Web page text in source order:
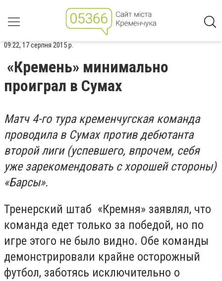
09:22, 17 серпня 2015 р.
«Кремень» минимально
проиграл в Сумах
Матч 4-го тура кременчугская команда
проводила в Сумах против дебютанта
второй лиги (успевшего, впрочем, себя
уже зарекомендовать с хорошей стороны)
«Барсы».
Тренерский штаб «Кремня» заявлял, что
команда едет только за победой, но по
игре этого не было видно. Обе команды
демонстрировали крайне осторожный
футбол, заботясь исключительно о